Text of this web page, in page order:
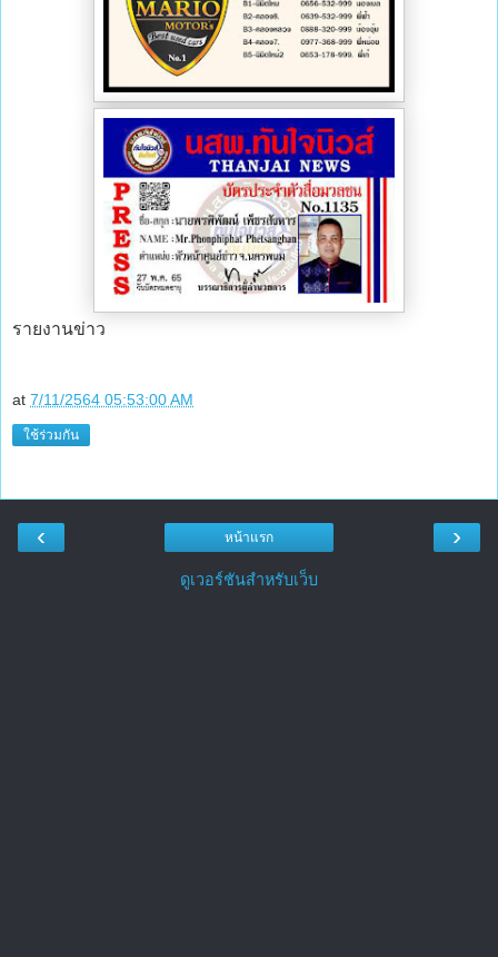
รายงานข่าว
at 7/11/2564 05:53:00 AM
ใช้ร่วมกัน
‹ ›
หน้าแรก
ดูเวอร์ชันสำหรับเว็บ